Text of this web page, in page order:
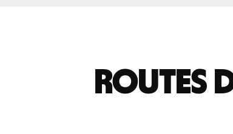
Routes